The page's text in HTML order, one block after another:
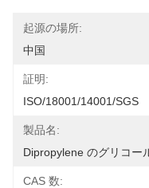
起源の場所:
中国
証明:
ISO/18001/14001/SGS
製品名:
Dipropylene のグリコー
CAS 数: